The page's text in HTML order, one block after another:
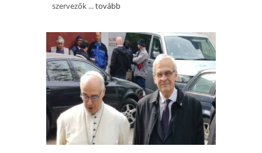
szervezők ...tovább